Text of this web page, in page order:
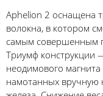
Aphelion 2 оснащена
волокна, в котором
самым совершенным
Триумф конструкции
неодимового
намотанных вручную